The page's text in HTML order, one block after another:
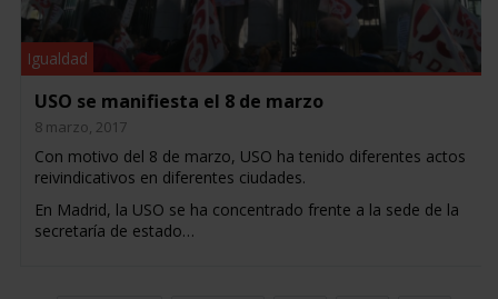
Igualdad
USO se manifiesta el 8 de marzo
8 marzo, 2017
Con motivo del 8 de marzo, USO ha tenido diferentes actos
reivindicativos en diferentes ciudades.
En Madrid, la USO se ha concentrado frente a la sede de la
secretaría de estado…